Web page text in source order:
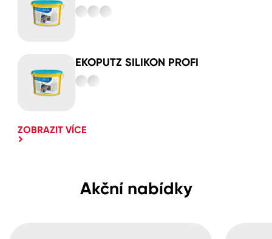
EKOPUTZ SILIKON PROFI
ZOBRAZIT VÍCE
Akční nabídky